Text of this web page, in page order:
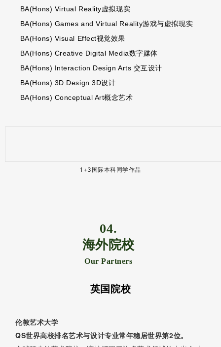
BA(Hons) Virtual Reality虚拟现实
BA(Hons) Games andVirtual Reality游戏与虚拟现实
BA(Hons) Visual Effect视觉效果
BA(Hons) Creative Digital Media数字媒体
BA(Hons) Interaction Design Arts 交互设计
BA(Hons) 3D Design 3D设计
BA(Hons) Conceptual Art概念艺术